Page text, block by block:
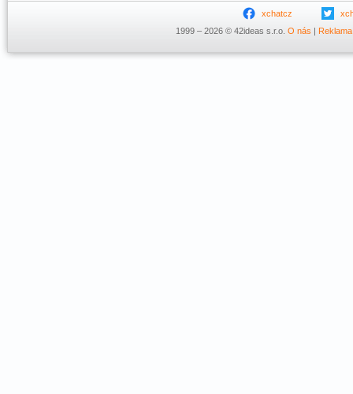
xchatcz
1999 – 2026 © 42ideas s.r.o. O nás | Reklama